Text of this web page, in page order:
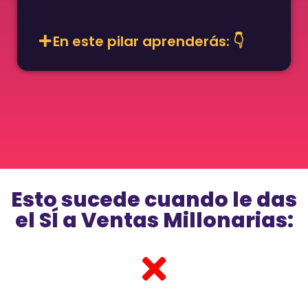
En este pilar aprenderás: 👇
Esto sucede cuando le das
el SÍ a Ventas Millonarias: